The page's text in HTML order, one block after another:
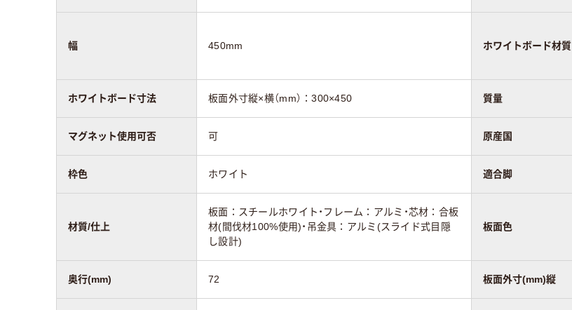
幅 450mm ホワイトボード材質
ホワイトボード寸法 板面外寸縦×横（mm）：300×450 質量
マグネット使用可否 可 原産国
枠色 ホワイト 適合脚
材質/仕上
板面：スチールホワイト・フレーム：アルミ・芯材：合板
材(間伐材100%使用)・吊金具：アルミ(スライド式目隠
し設計)
板面色
奥行(mm) 72 板面外寸(mm)縦